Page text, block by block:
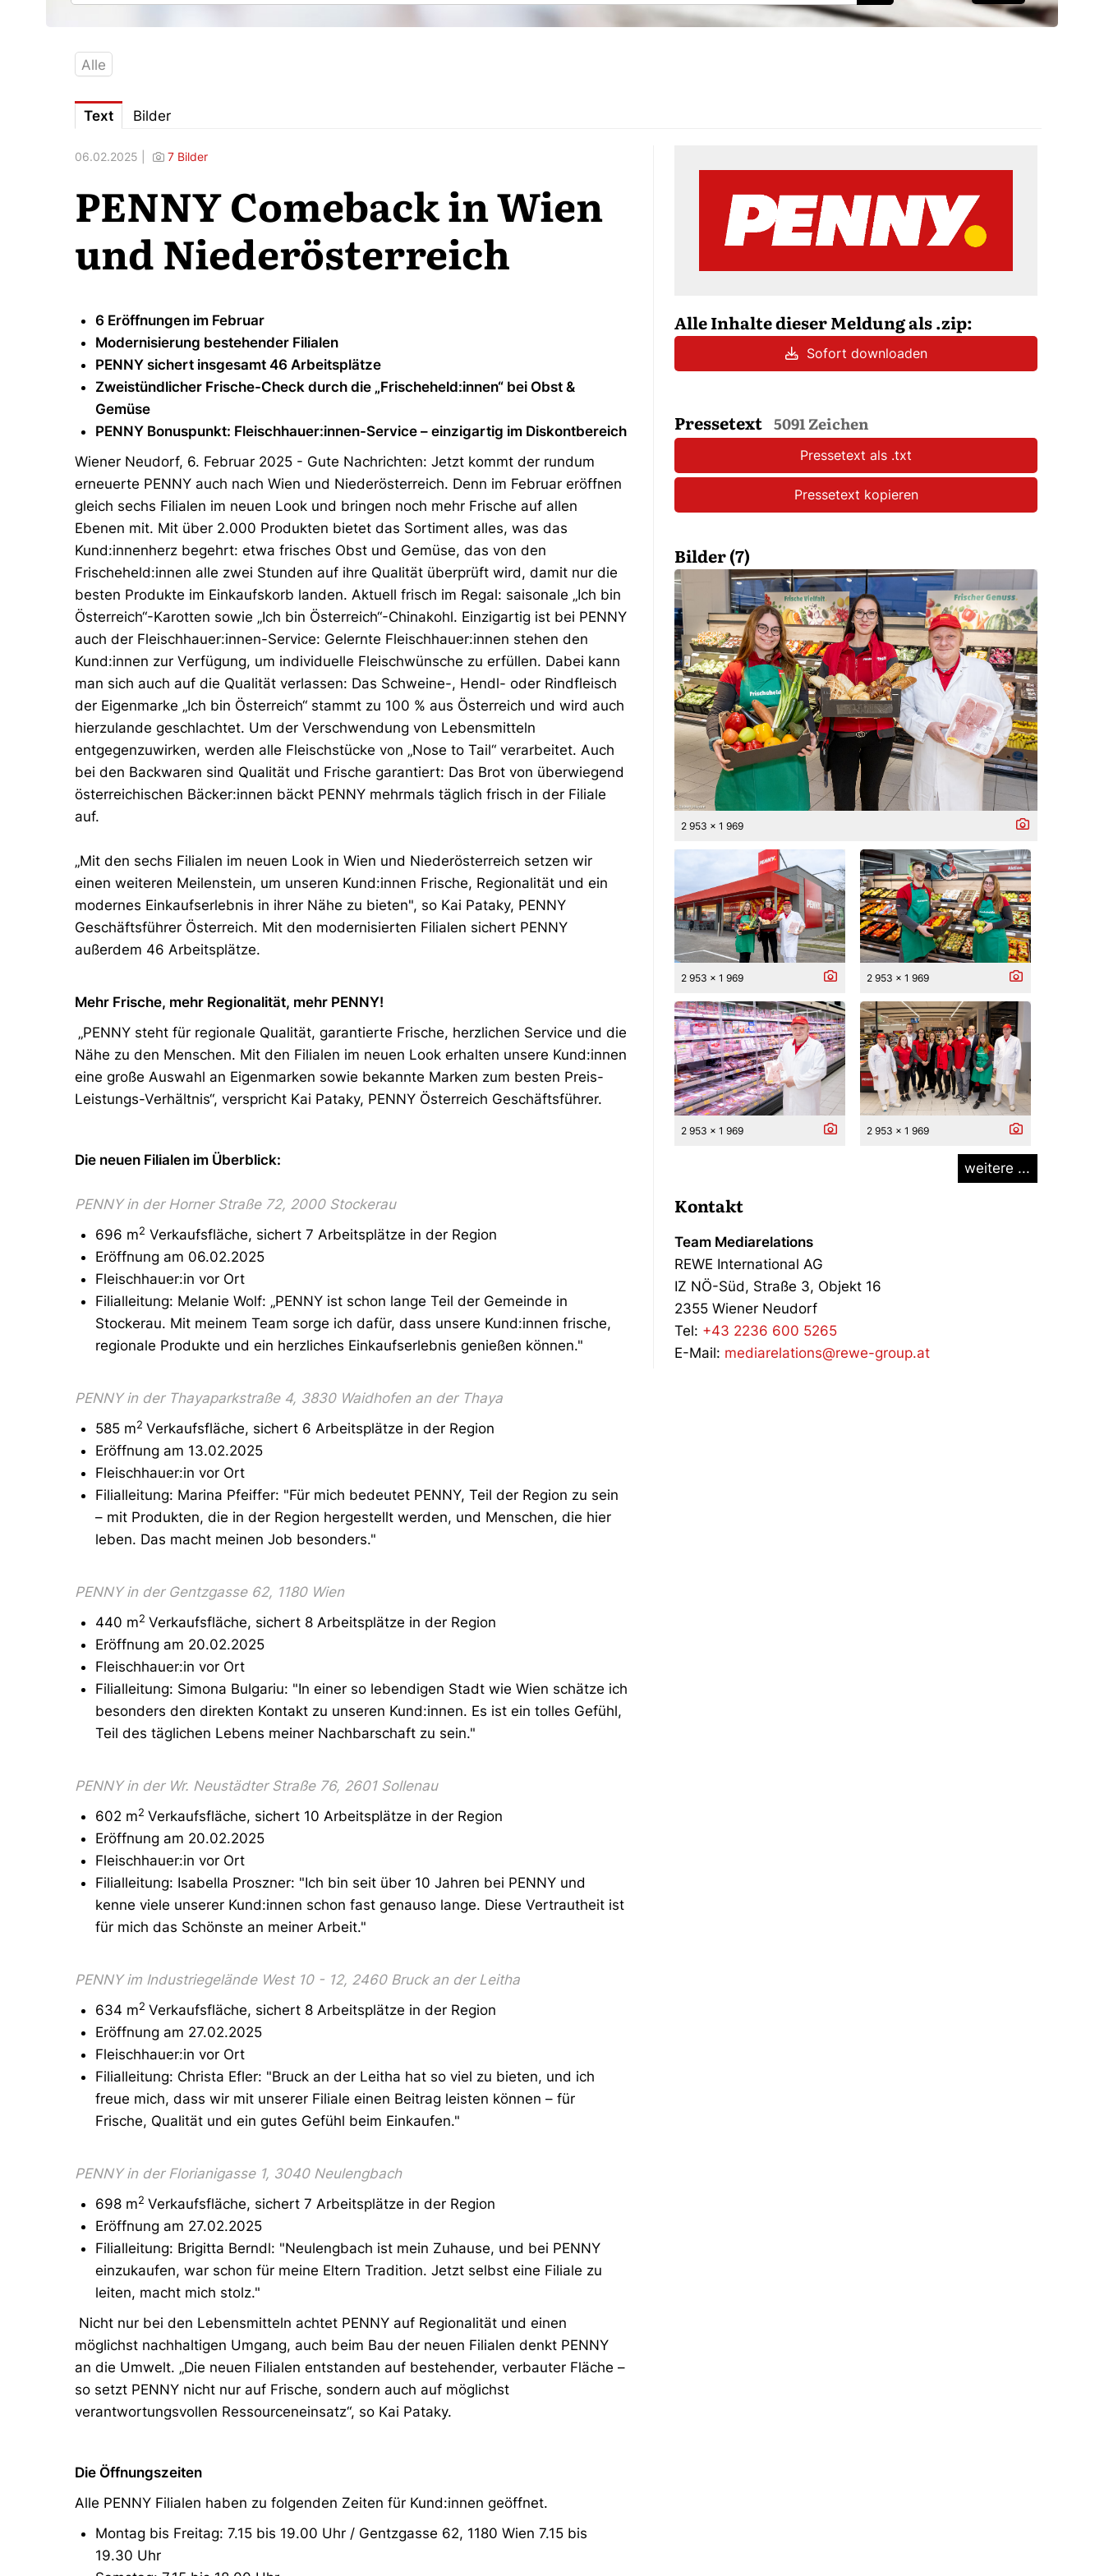
Alle
Text Bilder
06.02.2025 | 7 Bilder
PENNY Comeback in Wien
und Niederösterreich
6 Eröffnungen im Februar
Modernisierung bestehender Filialen
PENNY sichert insgesamt 46 Arbeitsplätze
Zweistündlicher Frische-Check durch die „Frischeheld:innen“ bei Obst &
Gemüse
PENNY Bonuspunkt: Fleischhauer:innen-Service – einzigartig im Diskontbereich
Wiener Neudorf, 6. Februar 2025 - Gute Nachrichten: Jetzt kommt der rundum
erneuerte PENNY auch nach Wien und Niederösterreich. Denn im Februar eröffnen
gleich sechs Filialen im neuen Look und bringen noch mehr Frische auf allen
Ebenen mit. Mit über 2.000 Produkten bietet das Sortiment alles, was das
Kund:innenherz begehrt: etwa frisches Obst und Gemüse, das von den
Frischeheld:innen alle zwei Stunden auf ihre Qualität überprüft wird, damit nur die
besten Produkte im Einkaufskorb landen. Aktuell frisch im Regal: saisonale „Ich bin
Österreich“-Karotten sowie „Ich bin Österreich“-Chinakohl. Einzigartig ist bei PENNY
auch der Fleischhauer:innen-Service: Gelernte Fleischhauer:innen stehen den
Kund:innen zur Verfügung, um individuelle Fleischwünsche zu erfüllen. Dabei kann
man sich auch auf die Qualität verlassen: Das Schweine-, Hendl- oder Rindfleisch
der Eigenmarke „Ich bin Österreich“ stammt zu 100 % aus Österreich und wird auch
hierzulande geschlachtet. Um der Verschwendung von Lebensmitteln
entgegenzuwirken, werden alle Fleischstücke von „Nose to Tail“ verarbeitet. Auch
bei den Backwaren sind Qualität und Frische garantiert: Das Brot von überwiegend
österreichischen Bäcker:innen bäckt PENNY mehrmals täglich frisch in der Filiale
auf.
„Mit den sechs Filialen im neuen Look in Wien und Niederösterreich setzen wir
einen weiteren Meilenstein, um unseren Kund:innen Frische, Regionalität und ein
modernes Einkaufserlebnis in ihrer Nähe zu bieten", so Kai Pataky, PENNY
Geschäftsführer Österreich. Mit den modernisierten Filialen sichert PENNY
außerdem 46 Arbeitsplätze.
Mehr Frische, mehr Regionalität, mehr PENNY!
„PENNY steht für regionale Qualität, garantierte Frische, herzlichen Service und die
Nähe zu den Menschen. Mit den Filialen im neuen Look erhalten unsere Kund:innen
eine große Auswahl an Eigenmarken sowie bekannte Marken zum besten Preis-
Leistungs-Verhältnis“, verspricht Kai Pataky, PENNY Österreich Geschäftsführer.
Die neuen Filialen im Überblick:
PENNY in der Horner Straße 72, 2000 Stockerau
696 m2 Verkaufsfläche, sichert 7 Arbeitsplätze in der Region
Eröffnung am 06.02.2025
Fleischhauer:in vor Ort
Filialleitung: Melanie Wolf: „PENNY ist schon lange Teil der Gemeinde in
Stockerau. Mit meinem Team sorge ich dafür, dass unsere Kund:innen frische,
regionale Produkte und ein herzliches Einkaufserlebnis genießen können."
PENNY in der Thayaparkstraße 4, 3830 Waidhofen an der Thaya
585 m2 Verkaufsfläche, sichert 6 Arbeitsplätze in der Region
Eröffnung am 13.02.2025
Fleischhauer:in vor Ort
Filialleitung: Marina Pfeiffer: "Für mich bedeutet PENNY, Teil der Region zu sein
– mit Produkten, die in der Region hergestellt werden, und Menschen, die hier
leben. Das macht meinen Job besonders."
PENNY in der Gentzgasse 62, 1180 Wien
440 m2 Verkaufsfläche, sichert 8 Arbeitsplätze in der Region
Eröffnung am 20.02.2025
Fleischhauer:in vor Ort
Filialleitung: Simona Bulgariu: "In einer so lebendigen Stadt wie Wien schätze ich
besonders den direkten Kontakt zu unseren Kund:innen. Es ist ein tolles Gefühl,
Teil des täglichen Lebens meiner Nachbarschaft zu sein."
PENNY in der Wr. Neustädter Straße 76, 2601 Sollenau
602 m2 Verkaufsfläche, sichert 10 Arbeitsplätze in der Region
Eröffnung am 20.02.2025
Fleischhauer:in vor Ort
Filialleitung: Isabella Proszner: "Ich bin seit über 10 Jahren bei PENNY und
kenne viele unserer Kund:innen schon fast genauso lange. Diese Vertrautheit ist
für mich das Schönste an meiner Arbeit."
PENNY im Industriegelände West 10 - 12, 2460 Bruck an der Leitha
634 m2 Verkaufsfläche, sichert 8 Arbeitsplätze in der Region
Eröffnung am 27.02.2025
Fleischhauer:in vor Ort
Filialleitung: Christa Efler: "Bruck an der Leitha hat so viel zu bieten, und ich
freue mich, dass wir mit unserer Filiale einen Beitrag leisten können – für
Frische, Qualität und ein gutes Gefühl beim Einkaufen."
PENNY in der Florianigasse 1, 3040 Neulengbach
698 m2 Verkaufsfläche, sichert 7 Arbeitsplätze in der Region
Eröffnung am 27.02.2025
Filialleitung: Brigitta Berndl: "Neulengbach ist mein Zuhause, und bei PENNY
einzukaufen, war schon für meine Eltern Tradition. Jetzt selbst eine Filiale zu
leiten, macht mich stolz."
Nicht nur bei den Lebensmitteln achtet PENNY auf Regionalität und einen
möglichst nachhaltigen Umgang, auch beim Bau der neuen Filialen denkt PENNY
an die Umwelt. „Die neuen Filialen entstanden auf bestehender, verbauter Fläche –
so setzt PENNY nicht nur auf Frische, sondern auch auf möglichst
verantwortungsvollen Ressourceneinsatz“, so Kai Pataky.
Die Öffnungszeiten
Alle PENNY Filialen haben zu folgenden Zeiten für Kund:innen geöffnet.
Montag bis Freitag: 7.15 bis 19.00 Uhr / Gentzgasse 62, 1180 Wien 7.15 bis
19.30 Uhr
Alle Inhalte dieser Meldung als .zip:
Sofort downloaden
Pressetext 5091 Zeichen
Pressetext als .txt
Pressetext kopieren
Bilder (7)
2 953 x 1 969
2 953 x 1 969 2 953 x 1 969
2 953 x 1 969 2 953 x 1 969
weitere ...
Kontakt
Team Mediarelations
REWE International AG
IZ NÖ-Süd, Straße 3, Objekt 16
2355 Wiener Neudorf
Tel: +43 2236 600 5265
E-Mail: mediarelations@rewe-group.at